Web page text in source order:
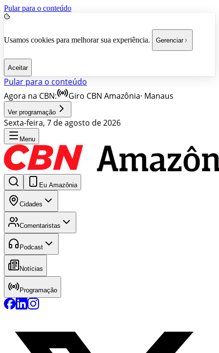
Pular para o conteúdo
Usamos cookies para melhorar sua experiência. Gerenciar
Aceitar
Pular para o conteúdo
Agora na CBN:
Giro CBN Amazônia· Manaus
Ver programação
Sexta-feira, 7 de agosto de 2026
Menu
Eu Amazônia
Cidades
Comentaristas
Podcast
Notícias
Programação